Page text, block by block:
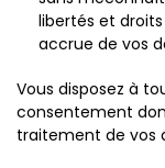
libertés et
accrue de vos
Vous disposez à
consentement
traitement de vos